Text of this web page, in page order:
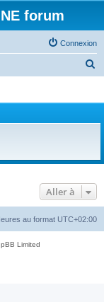
forum
Connexion
c
e
r
Aller à
au format UTC+02:00
Limited